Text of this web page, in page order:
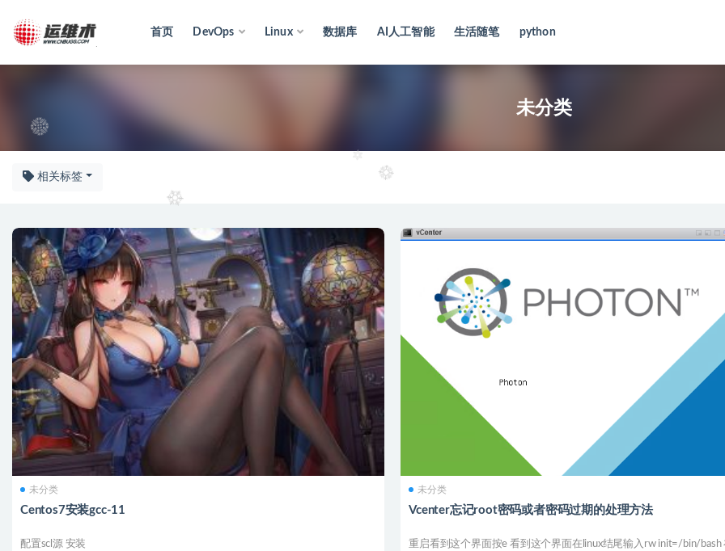
首页 DevOps Linux 数据库 AI人工智能 生活随笔 python
未分类
相关标签
未分类
Centos7安装gcc-11
配置scl源 安装
未分类
Vcenter忘记root密码或者密码过期的处理方法
重启看到这个界面按e 看到这个界面在linux结尾输入rw init=/bin/bash